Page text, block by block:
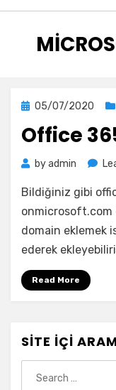
ETIKET
:
Posted
05/07/2020
Office
byadmin
Bildiğiniz gibi
onmicrosoft.com
domain eklemek
ederek
Read More
SITE İÇI
for: